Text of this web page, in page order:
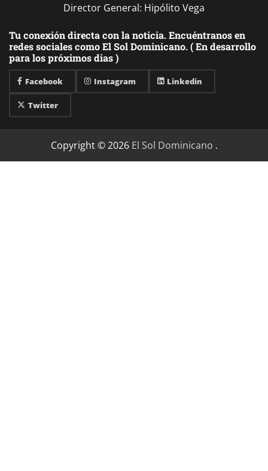
Director General: Hipólito Vega
Tu conexión directa con la noticia. Encuéntranos en
redes sociales como El Sol Dominicano. ( En desarrollo
para los próximos dias )
Facebook Instagram Linkedin
Twitter
Copyright © 2026 El Sol Dominicano .